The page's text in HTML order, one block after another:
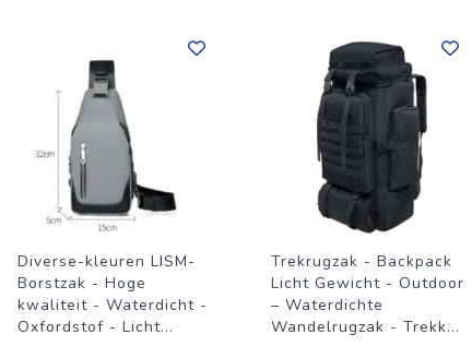
Diverse-kleuren LISM-
Borstzak - Hoge
kwaliteit - Waterdicht -
Oxfordstof - Licht...
Trekrugzak - Backpack
Licht Gewicht - Outdoor
– Waterdichte
Wandelrugzak - Trekk...